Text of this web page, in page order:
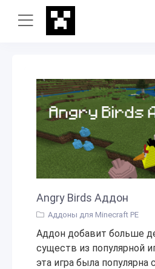
Angry Birds Аддон
Аддоны для Minecraft PE
Аддон добавит больше
существ из популярной
эта игра была популярна